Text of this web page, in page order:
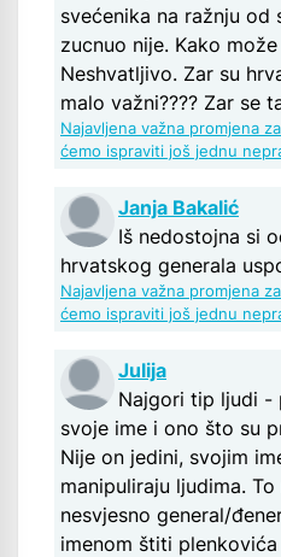
svećenika na ražnju od
zucnuo nije. Kako
Neshvatljivo. Zar su
malo važni???? Zar se
Najavljena važna promjena
ćemo ispraviti još jednu
Janja Bakalić
Iš nedostojna si
hrvatskog generala
Najavljena važna promjena
ćemo ispraviti još jednu
Julija
Najgori tip ljudi -
svoje ime i ono što su
Nije on jedini, svojim
manipuliraju ljudima.
nesvjesno general/
imenom štiti